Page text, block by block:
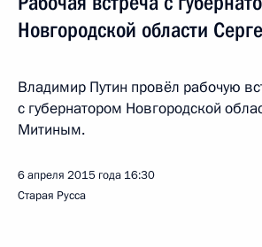
Новгородской области
Владимир Путин провёл рабочую
с губернатором Новгородской
Митиным.
6 апреля 2015 года 16:30
Старая Русса